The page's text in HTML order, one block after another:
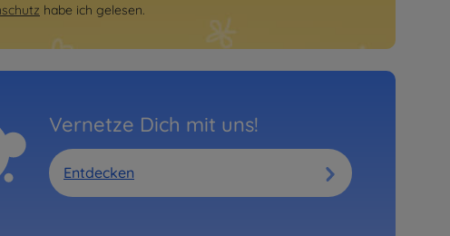
habe ich gelesen.
Vernetze Dich mit uns!
Entdecken